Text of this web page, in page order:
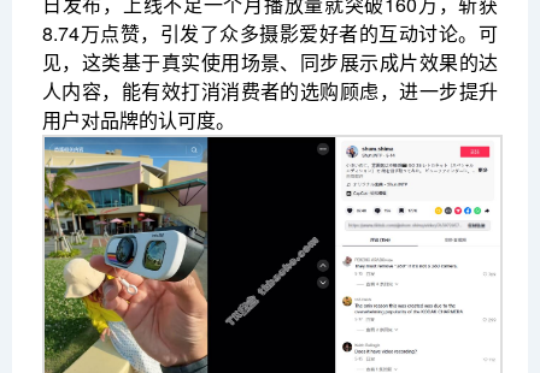
8.74万点赞，引发了众多摄影爱好者的互动讨论。可
见，这类基于真实使用场景、同步展示成片效果的达
人内容，能有效打消消费者的选购顾虑，进一步提升
用户对品牌的认可度。